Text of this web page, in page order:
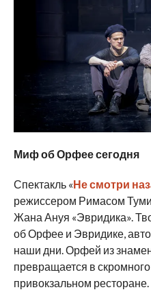
Миф об Орфее сегодня
Спектакль «Не смотри
режиссером Римасом
Жана Ануя «Эвридика».
об Орфее и Эвридике,
наши дни. Орфей из
превращается в
привокзальном